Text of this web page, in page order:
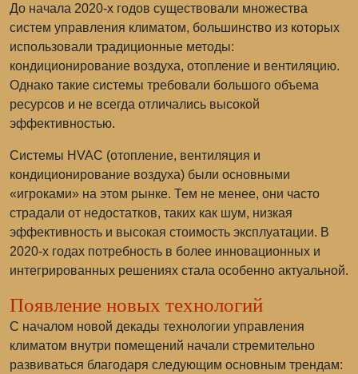
До начала 2020-х годов существовали множества
систем управления климатом, большинство из которых
использовали традиционные методы:
кондиционирование воздуха, отопление и вентиляцию.
Однако такие системы требовали большого объема
ресурсов и не всегда отличались высокой
эффективностью.
Системы HVAC (отопление, вентиляция и
кондиционирование воздуха) были основными
«игроками» на этом рынке. Тем не менее, они часто
страдали от недостатков, таких как шум, низкая
эффективность и высокая стоимость эксплуатации. В
2020-х годах потребность в более инновационных и
интегрированных решениях стала особенно актуальной.
Появление новых технологий
С началом новой декады технологии управления
климатом внутри помещений начали стремительно
развиваться благодаря следующим основным трендам: